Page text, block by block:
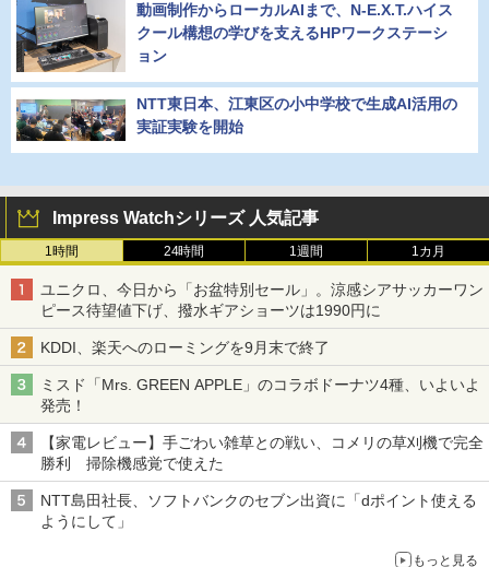
動画制作からローカルAIまで、N-E.X.T.ハイス
クール構想の学びを支えるHPワークステーシ
ョン
NTT東日本、江東区の小中学校で生成AI活用の
実証実験を開始
Impress Watchシリーズ 人気記事
1時間 24時間 1週間 1カ月
ユニクロ、今日から「お盆特別セール」。涼感シアサッカーワン
ピース待望値下げ、撥水ギアショーツは1990円に
KDDI、楽天へのローミングを9月末で終了
ミスド「Mrs. GREEN APPLE」のコラボドーナツ4種、いよいよ
発売！
【家電レビュー】手ごわい雑草との戦い、コメリの草刈機で完全
勝利 掃除機感覚で使えた
NTT島田社長、ソフトバンクのセブン出資に「dポイント使える
ようにして」
もっと見る